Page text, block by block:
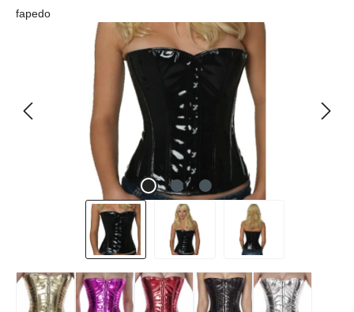
fapedo
Bildergalerie überspringen